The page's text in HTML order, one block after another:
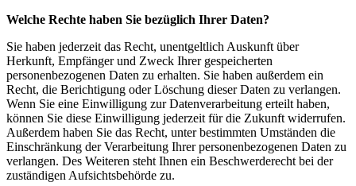
Welche Rechte haben Sie bezüglich Ihrer Daten?
Sie haben jederzeit das Recht, unentgeltlich Auskunft über
Herkunft, Empfänger und Zweck Ihrer gespeicherten
personenbezogenen Daten zu erhalten. Sie haben außerdem ein
Recht, die Berichtigung oder Löschung dieser Daten zu verlangen.
Wenn Sie eine Einwilligung zur Datenverarbeitung erteilt haben,
können Sie diese Einwilligung jederzeit für die Zukunft widerrufen.
Außerdem haben Sie das Recht, unter bestimmten Umständen die
Einschränkung der Verarbeitung Ihrer personenbezogenen Daten zu
verlangen. Des Weiteren steht Ihnen ein Beschwerderecht bei der
zuständigen Aufsichtsbehörde zu.